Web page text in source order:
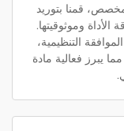
قمنا بتوريد
وموثوقيتها.
التنظيمية،
يبرز فعالية مادة